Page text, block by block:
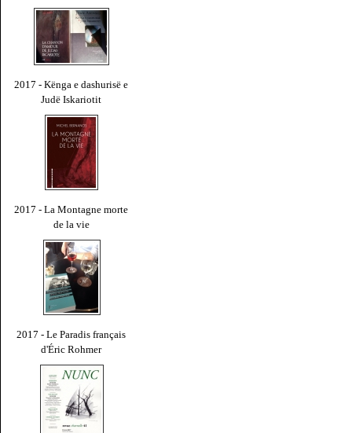
2017 - Kënga e dashurisë e
Judë Iskariotit
2017 - La Montagne morte
de la vie
2017 - Le Paradis français
d'Éric Rohmer